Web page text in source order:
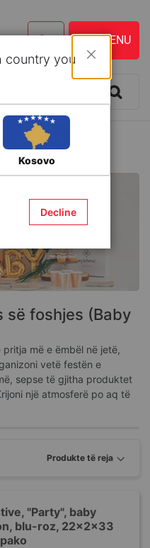
së foshjes (Baby
më e ëmbël në jetë,
vetë festën e
sepse të gjitha produktet
një atmosferë po aq të
"Party", baby
blu-roz, 22x2x33
country you
Kosovo
Decline